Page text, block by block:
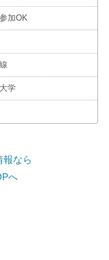
加OK
学
報なら
へ